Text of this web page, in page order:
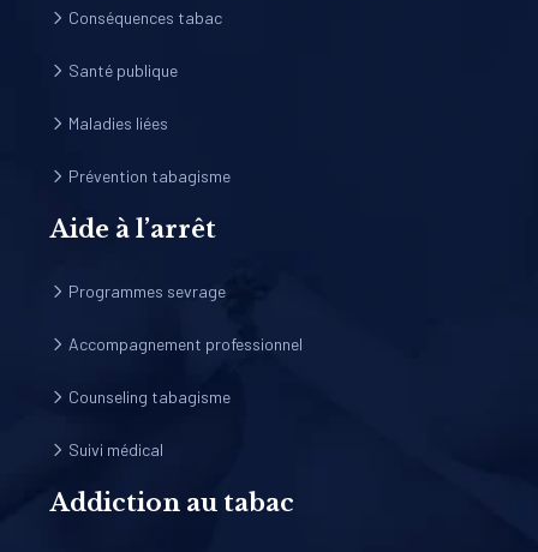
Conséquences tabac
Santé publique
Maladies liées
Prévention tabagisme
Aide à l’arrêt
Programmes sevrage
Accompagnement professionnel
Counseling tabagisme
Suivi médical
Addiction au tabac